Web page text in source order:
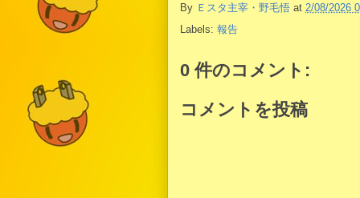
By Ｅスタ主宰・野毛悟 at 2/08/2026
Labels: 報告
0 件のコメント:
コメントを投稿